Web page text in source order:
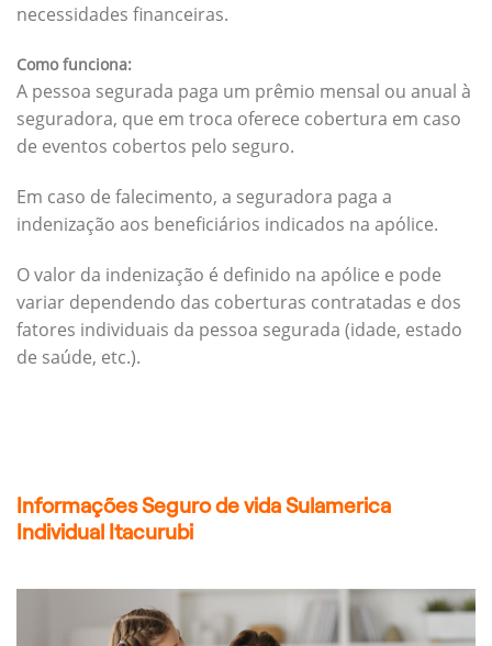
necessidades financeiras.
Como funciona:
A pessoa segurada paga um prêmio mensal ou anual à
seguradora, que em troca oferece cobertura em caso
de eventos cobertos pelo seguro.
Em caso de falecimento, a seguradora paga a
indenização aos beneficiários indicados na apólice.
O valor da indenização é definido na apólice e pode
variar dependendo das coberturas contratadas e dos
fatores individuais da pessoa segurada (idade, estado
de saúde, etc.).
Informações Seguro de vida Sulamerica
Individual Itacurubi